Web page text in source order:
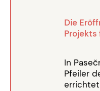
Die
In
Pfeiler
errichtet